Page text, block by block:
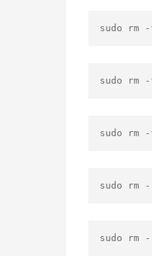
sudo rm
sudo rm
sudo rm
sudo rm
sudo rm